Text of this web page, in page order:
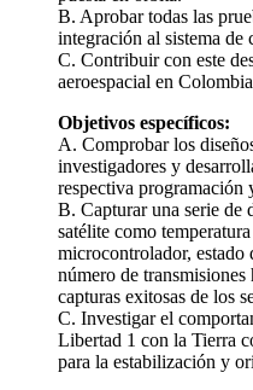
B. Aprobar todas las
integración al sistema de
C. Contribuir con este
aeroespacial en
Objetivos específicos:
A. Comprobar los
investigadores y
respectiva programación
B. Capturar una serie de
satélite como
microcontrolador, estado
número de
capturas exitosas de los
C. Investigar el
Libertad 1 con la Tierra
para la estabilización y